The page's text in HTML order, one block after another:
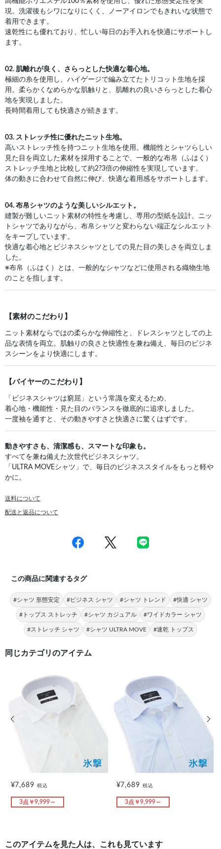
現。洗濯後もシワになりにくく、ノーアイロンでもきれいな状態で
着用できます。
速乾性にも優れており、忙しい毎日のお手入れを快適にサポートし
ます。
02. 肌離れが良く、さらっとした快適な着心地。
極細の糸を使用し、ハイゲージで編み立てたトリコット生地を採
用。柔らかくなめらかな肌触りと、肌離れの良いさらっとした着心
地を実現しました。
長時間着用しても快適さが続きます。
03. ストレッチ性に優れたニット生地。
高いストレッチ性を持つニット生地を使用。機能性とシャツらしい
見た目を両立した素材を採用することで、一般的な布帛（ふはく）
ストレッチ生地と比較して約2?3倍の伸縮性を実現しています。
体の動きに合わせて自然に伸び、快適な着用感をサポートします。
04. 布帛シャツのような美しいシルエット。
縫製が難しいニット素材の特性を考慮し、専用の型紙を設計。ニッ
トシャツでありながら、布帛シャツと変わらない端正なシルエット
をキープしています。
快適な着心地とビジネスシャツとしての見た目の美しさを両立しま
した。
※布帛（ふはく）とは、一般的なシャツなどに使用される織物生地
のことを指します。
【素材のこだわり】
ニット素材ならではの柔らかな伸縮性と、ドレスシャツとしての上
品な表情を両立。肌触りの良さと快適性を兼ね備え、毎日のビジネ
スシーンをより快適にします。
【バイヤーのこだわり】
「ビジネスシャツは窮屈」という常識を変えるため、
着心地・機能性・見た目のバランスを徹底的に追求しました。
一度袖を通すと、その動きやすさと快適さに驚くはずです。
動きやすさも、清潔感も、スマートな印象も。
すべてを兼ね備えた次世代ビジネスシャツ。
「ULTRA MOVEシャツ」で、毎日のビジネススタイルをもっと軽や
かに。
送料について
配送と返品について
この商品に関連するタグ
#シャツ 形態安定 #ビジネス シャツ #シャツ トレンド #快適 シャツ
#トップス ストレッチ #シャツ カジュアル #ワイドカラー シャツ
#ストレッチ シャツ #シャツ ULTRA MOVE #速乾 トップス
同じカテゴリのアイテム
¥7,689税込
3点￥9,999～
¥7,689税込
3点￥9,999～
前の画像
このアイテムを見た人は、これも見ています